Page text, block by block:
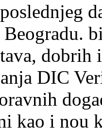
dobrih
DIC
kao i nou